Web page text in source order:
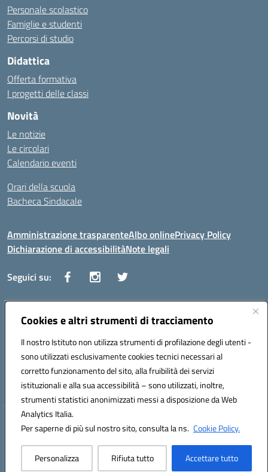
Cookies e altri strumenti di tracciamento
Il nostro Istituto non utilizza strumenti di profilazione degli utenti -
sono utilizzati esclusivamente cookies tecnici necessari al
corretto funzionamento del sito, alla fruibilità dei servizi
istituzionali e alla sua accessibilità – sono utilizzati, inoltre,
strumenti statistici anonimizzati messi a disposizione da Web
Analytics Italia.
Per saperne di più sul nostro sito, consulta la ns. Cookie Policy.
Personalizza Rifiuta tutto Accettare tutto
Personale scolastico
Famiglie e studenti
Percorsi di studio
Didattica
Offerta formativa
I progetti delle classi
Novità
Le notizie
Le circolari
Calendario eventi
Orari della scuola
Bacheca Sindacale
Amministrazione trasparenteAlbo onlinePrivacy Policy
Dichiarazione di accessibilitàNote legali
Seguici su:
Indirizzo:Via Vaccari n.5 e Via Falcone n.20 - 91025 Marsala
Posta elettronica certificata (PEC):tppm03000q@pec.istruzione.it
Codice fiscale: 82004490817
Codice meccanografico: TPPM03000Q
Hosting & Powered by 3D Solution S.r.l.
Concept & Design by Designers Italia